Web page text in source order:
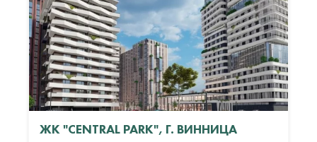
ЖК "CENTRAL PARK", Г. ВИННИЦА